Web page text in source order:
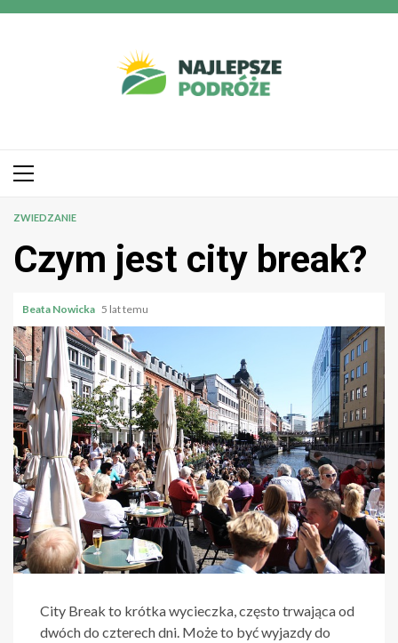
Przejdź
Menu
ZWIEDZANIE
Czym jest city break?
Beata Nowicka 5 lat temu
City Break to krótka wycieczka, często trwająca od
dwóch do czterech dni. Może to być wyjazdy do